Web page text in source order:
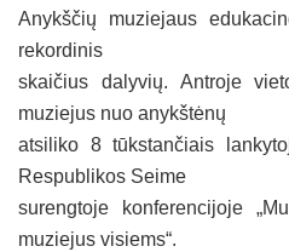
Anykščių muziejaus
rekordinis
skaičius dalyvių. Antroje
muziejus nuo anykštėnų
atsiliko 8 tūkstančiais
Respublikos Seime
surengtoje konferencijoje
muziejus visiems“.